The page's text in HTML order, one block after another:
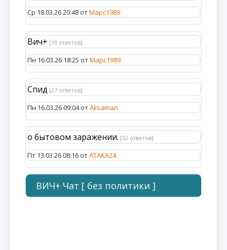
Ср 18.03.26 20:48 отМарс1989
Вич+ [19 ответов]
Пн 16.03.26 18:25 отМарс1989
Спид [27 ответов]
Пн 16.03.26 09:04 отAlisaman
о бытовом заражении. [32 ответов]
Пт 13.03.26 08:16 отATAKA24
ВИЧ+ Чат [ без политики ]